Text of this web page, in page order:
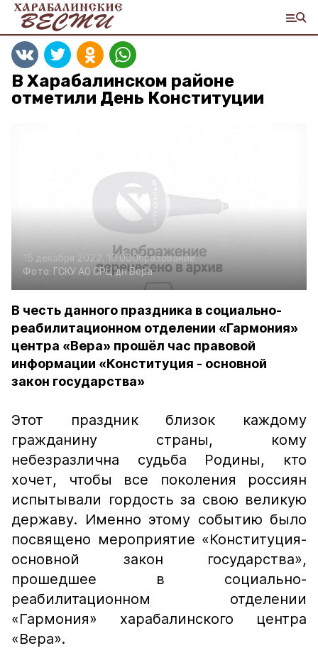
В Харабалинском районе
отметили День Конституции
15 декабря 2022, 10:00Образование
Фото: ГСКУ АО СРЦ дн Вера
В честь данного праздника в социально-
реабилитационном отделении «Гармония»
центра «Вера» прошёл час правовой
информации «Конституция - основной
закон государства»
Этот праздник близок каждому
гражданину страны, кому
небезразлична судьба Родины, кто
хочет, чтобы все поколения россиян
испытывали гордость за свою великую
державу. Именно этому событию было
посвящено мероприятие «Конституция-
основной закон государства»,
прошедшее в социально-
реабилитационном отделении
«Гармония» харабалинского центра
«Вера».